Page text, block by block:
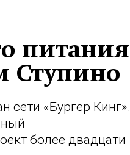
питания
Ступино
сети «Бургер Кинг».
более двадцати